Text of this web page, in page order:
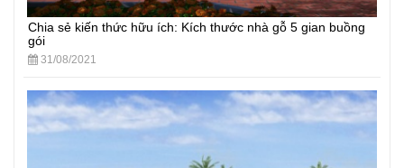
Chia sẻ kiến thức hữu ích: Kích thước nhà gỗ 5 gian buồng
gói
31/08/2021